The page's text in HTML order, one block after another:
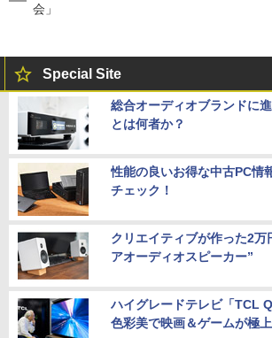
会」
Special Site
総合オーディオブランドに
とは何者か？
性能の良いお得な中古PC情
チェック！
クリエイティブが作った2万
アオーディオスピーカー”
ハイグレードテレビ「TCL
色彩美で映画＆ゲームが極